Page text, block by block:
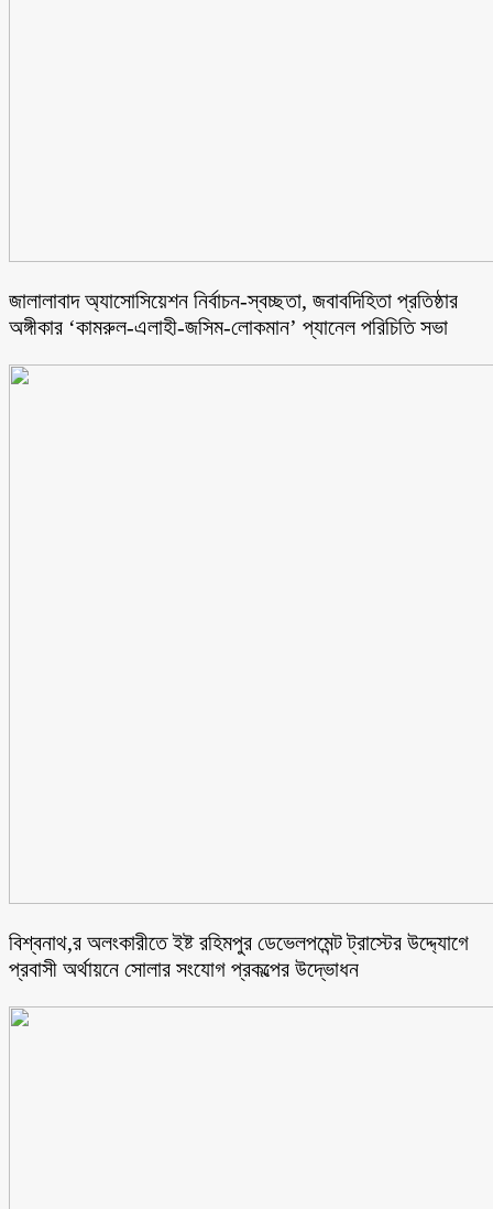
জালালাবাদ অ্যাসোসিয়েশন নির্বাচন-স্বচ্ছতা, জবাবদিহিতা প্রতিষ্ঠার
অঙ্গীকার ‘কামরুল-এলাহী-জসিম-লোকমান’ প্যানেল পরিচিতি সভা
বিশ্বনাথ,র অলংকারীতে ইষ্ট রহিমপুর ডেভেলপমেন্ট ট্রাস্টের উদ্দ্যোগে
প্রবাসী অর্থায়নে সোলার সংযোগ প্রকল্পের উদ্ভোধন